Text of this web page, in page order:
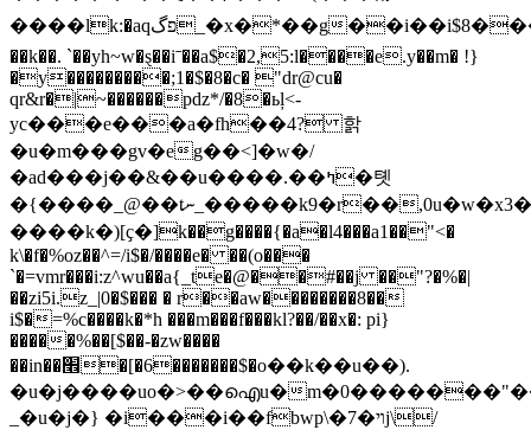
����lk:�aqפگ_�x�*��g��i��i$8����@��ﴘ�����q&k�"���
��k��. `��yh~w�ȿ��iˉ��a$�2,5:l����e.y��m� !}
�y���������;1�$�8�c� "dr@cu�
qr&r�|~������pdz*/�8�ьļ<-
yc���e���a�fh��4? 핡
�u�m���gv�eg��<]�w�/
�ad���j��&��u����.��ߤ�톗
�{����_@��tނ_�����k9�r��,0u�w�x3��v�����~�xai�z�΂�u�i&d
����k�)[ҫ�]k��g����{�a�l4���a1��"<�
k\�f�%oz��^=/i$�/����e� ��(o���
`�=vmr���i:z^wu��a{_te�@��#��j ��"?�%�|
��zi5i.z_|0�$��� � r��aw��������8��
i$� =%c����k�*h ���m���f���kl?��/��x�: pi}
�����%��[$��-�zw����
��in��׮�[�6�������$�o��k��u��).
�u�j����uo�>��ഐu�
_�u�j�} �i���i��fbwp\�7�ױj\/